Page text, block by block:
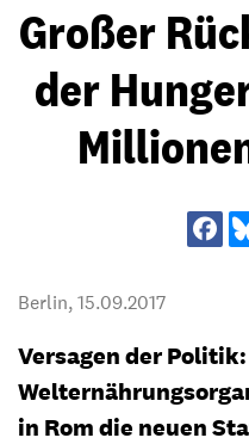
Großer
der
Berlin,15.09.2017
Versagen der
in Rom die neuen